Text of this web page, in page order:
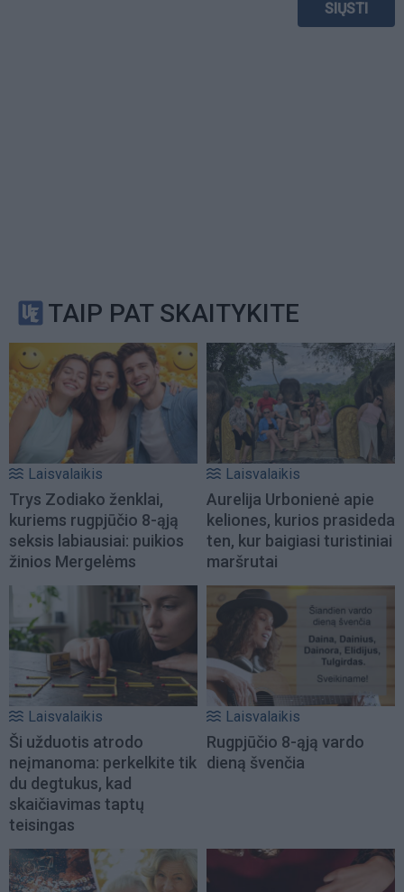
TAIP PAT SKAITYKITE
Laisvalaikis
Trys Zodiako ženklai,
kuriems rugpjūčio 8-ąją
seksis labiausiai: puikios
žinios Mergelėms
Laisvalaikis
Aurelija Urbonienė apie
keliones, kurios prasideda
ten, kur baigiasi turistiniai
maršrutai
Laisvalaikis
Ši užduotis atrodo
neįmanoma: perkelkite tik
du degtukus, kad
skaičiavimas taptų
teisingas
Laisvalaikis
Rugpjūčio 8-ąją vardo
dieną švenčia